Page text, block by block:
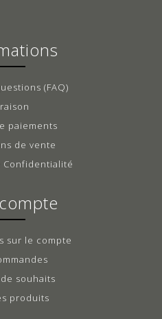
(FAQ)
paiements
de vente
Confidentialité
sur le compte
souhaits
produits